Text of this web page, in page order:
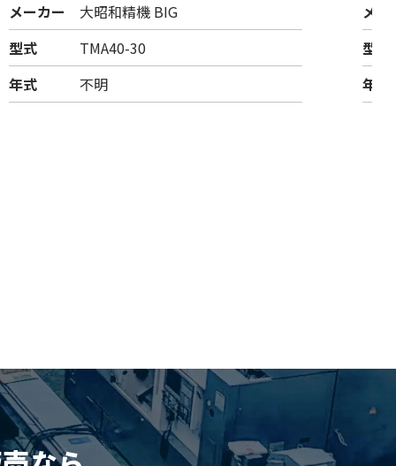
メーカー
大昭和精機 BIG
型式
TMA40-30
年式
不明
メー
型式
年式